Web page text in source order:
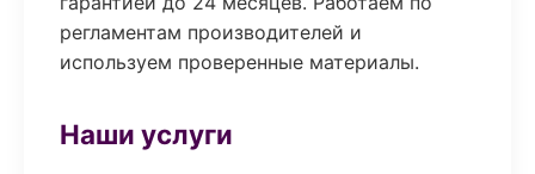
регламентам производителей и
используем проверенные материалы.
Наши услуги